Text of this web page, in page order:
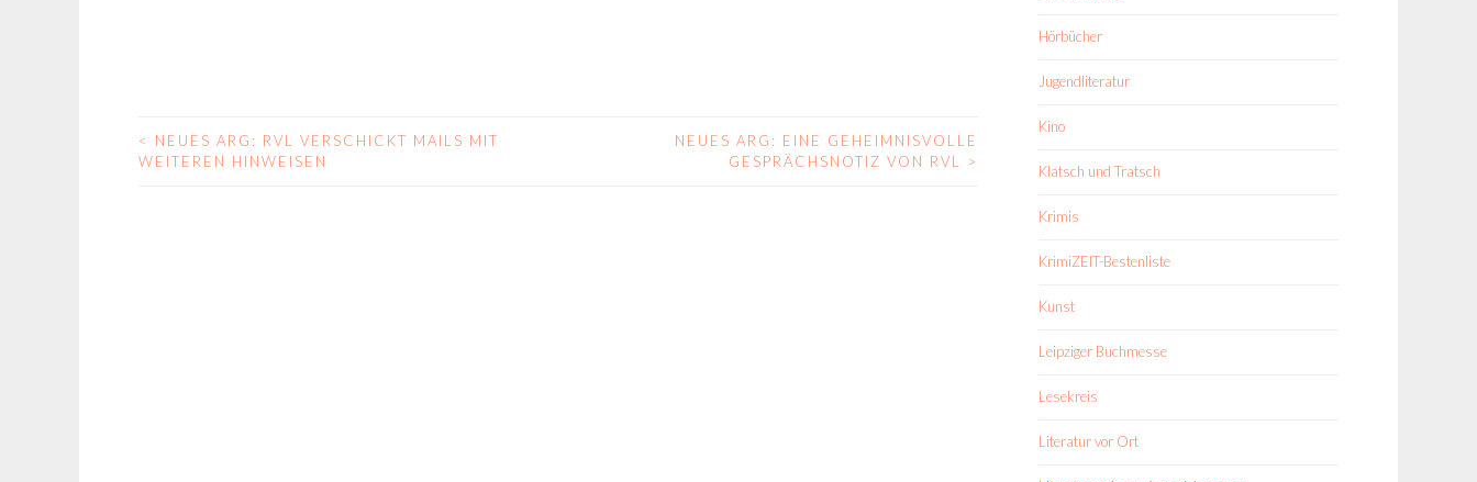
BEITRAGS-
<
NEUES ARG: RVL VERSCHICKT MAILS MIT
WEITEREN HINWEISEN
NEUES ARG: EINE GEHEIMNISVOLLE
GESPRÄCHSNOTIZ VON RVL >
Hörbücher
Jugendliteratur
Kino
Klatsch und Tratsch
Krimis
KrimiZEIT-Bestenliste
Kunst
Leipziger Buchmesse
Lesekreis
Literatur vor Ort